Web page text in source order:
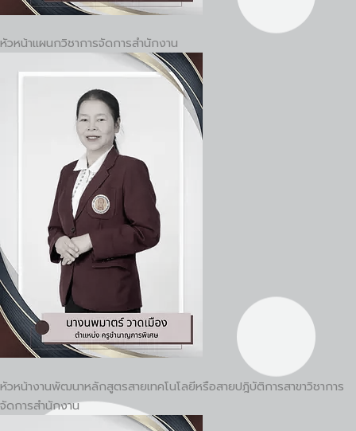
หัวหน้าแผนกวิชาการจัดการสำนักงาน
หัวหน้างานพัฒนาหลักสูตรสายเทคโนโลยีหรือสายปฎิบัติการสาขาวิชาการ
จัดการสำนักงาน